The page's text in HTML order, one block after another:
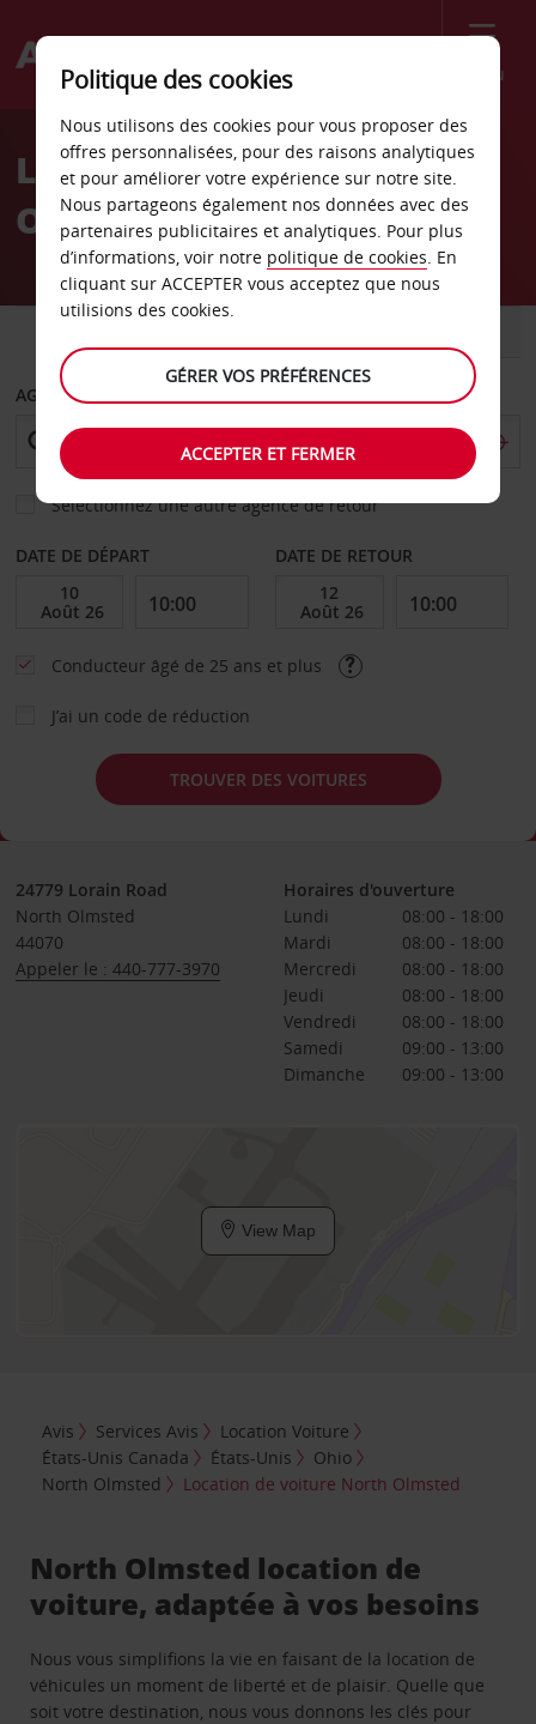
Menu
Welcome
AvisLocation de voiture North
Olmsted
AGENCE DE DÉPART
Sélectionnez une autre agence de retour
DATE DE DÉPART DATE DE RETOUR
Conducteur âgé de 25 ans et plus
J’ai un code de réduction
TROUVER DES VOITURES
24779 Lorain Road
North Olmsted
44070
Appeler le : 440-777-3970
Horaires d'ouverture
Lundi
08:00 - 18:00
Mardi
08:00 - 18:00
Mercredi
08:00 - 18:00
Jeudi
08:00 - 18:00
Vendredi
08:00 - 18:00
Samedi
09:00 - 13:00
Dimanche
09:00 - 13:00
View Map
Avis Services Avis
Location Voiture
États-Unis Canada
États-Unis
Ohio
North Olmsted
Location de voiture North Olmsted
North Olmsted location de
voiture, adaptée à vos besoins
Nous vous simplifions la vie en faisant de la location de
véhicules un moment de liberté et de plaisir. Quelle que
soit votre destination, nous vous donnons les clés pour
Politique des cookies
Nous utilisons des cookies pour vous proposer des
offres personnalisées, pour des raisons analytiques
et pour améliorer votre expérience sur notre site.
Nous partageons également nos données avec des
partenaires publicitaires et analytiques. Pour plus
d’informations, voir notre politique de cookies. En
cliquant sur ACCEPTER vous acceptez que nous
utilisions des cookies.
GÉRER VOS PRÉFÉRENCES
ACCEPTER ET FERMER